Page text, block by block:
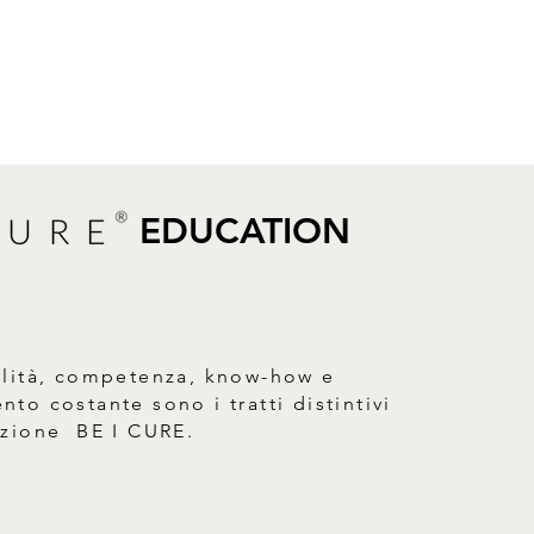
prima di ogni utilizzo.
EDUCATION
competenza, know-how e
costante sono i tratti distintivi
BE I CURE.